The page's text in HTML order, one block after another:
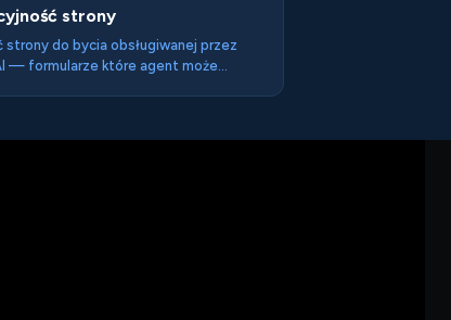
strony
strony do bycia obsługiwanej przez
— formularze które agent może